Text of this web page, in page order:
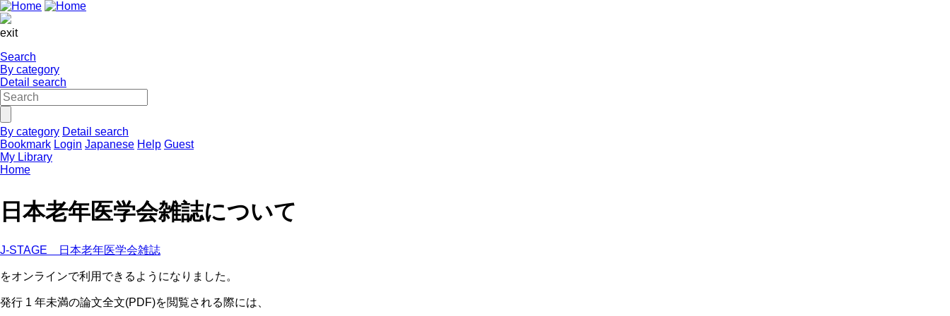
exit
Search
By category
Detail search
By category Detail search
Bookmark Login Japanese Help Guest
My Library
Home
日本老年医学会雑誌について
J-STAGE 日本老年医学会雑誌
をオンラインで利用できるようになりました。
発行 1 年未満の論文全文(PDF)を閲覧される際には、